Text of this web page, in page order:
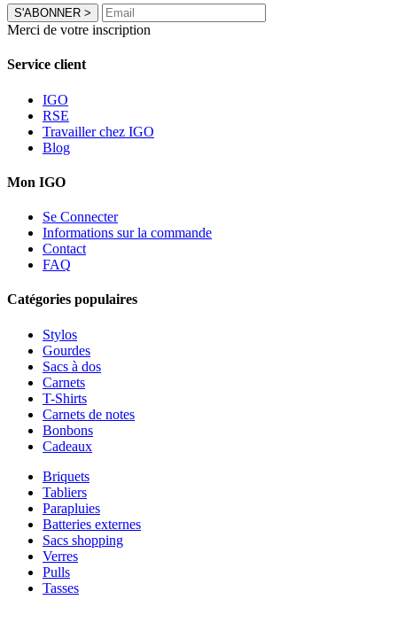
S'ABONNER >
Merci de votre inscription
Service client
IGO
RSE
Travailler chez IGO
Blog
Mon IGO
Se Connecter
Informations sur la commande
Contact
FAQ
Catégories populaires
Stylos
Gourdes
Sacs à dos
Carnets
T-Shirts
Carnets de notes
Bonbons
Cadeaux
Briquets
Tabliers
Parapluies
Batteries externes
Sacs shopping
Verres
Pulls
Tasses